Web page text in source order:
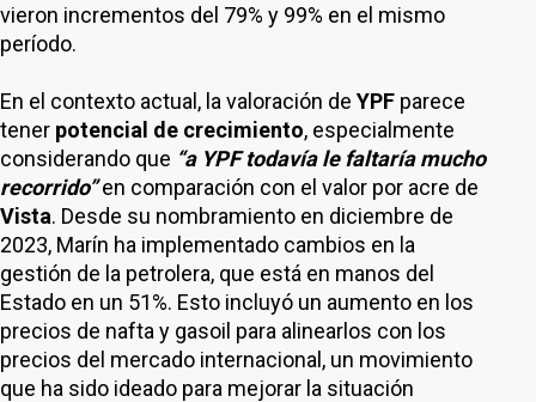
vieron incrementos del 79% y 99% en el mismo
período.
En el contexto actual, la valoración de YPF parece
tener potencial de crecimiento, especialmente
considerando que “a YPF todavía le faltaría mucho
recorrido”en comparación con el valor por acre de
Vista. Desde su nombramiento en diciembre de
2023, Marín ha implementado cambios en la
gestión de la petrolera, que está en manos del
Estado en un 51%. Esto incluyó un aumento en los
precios de nafta y gasoil para alinearlos con los
precios del mercado internacional, un movimiento
que ha sido ideado para mejorar la situación